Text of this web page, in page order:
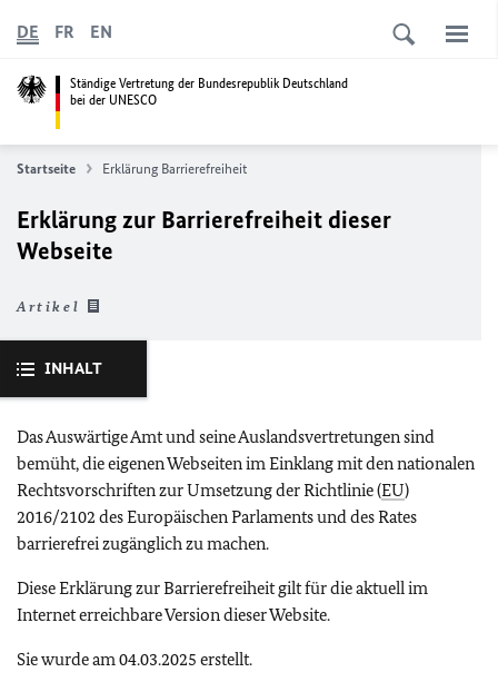
Ständige Vertretung der Bundesrepublik Deutschland
bei der UNESCO
DE FR EN
Startseite Erklärung Barrierefreiheit
Erklärung zur Barrierefreiheit dieser
Webseite
Artikel
INHALT
Das Auswärtige Amt und seine Auslandsvertretungen sind
bemüht, die eigenen Webseiten im Einklang mit den nationalen
Rechtsvorschriften zur Umsetzung der Richtlinie (EU)
2016/2102 des Europäischen Parlaments und des Rates
barrierefrei zugänglich zu machen.
Diese Erklärung zur Barrierefreiheit gilt für die aktuell im
Internet erreichbare Version dieser Website.
Sie wurde am 04.03.2025 erstellt.